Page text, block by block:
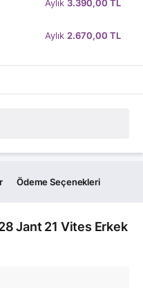
Aylık 3.390,00 TL
Aylık 2.670,00 TL
Ödeme Seçenekleri
Jant 21 Vites Erkek